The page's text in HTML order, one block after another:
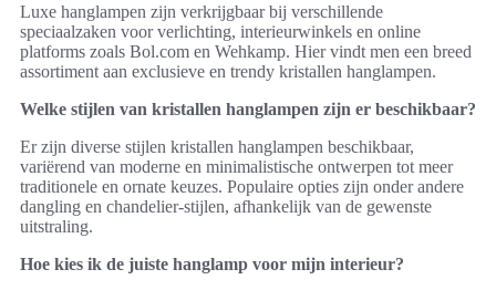
Luxe hanglampen zijn verkrijgbaar bij verschillende
speciaalzaken voor verlichting, interieurwinkels en online
platforms zoals Bol.com en Wehkamp. Hier vindt men een breed
assortiment aan exclusieve en trendy kristallen hanglampen.
Welke stijlen van kristallen hanglampen zijn er beschikbaar?
Er zijn diverse stijlen kristallen hanglampen beschikbaar,
variërend van moderne en minimalistische ontwerpen tot meer
traditionele en ornate keuzes. Populaire opties zijn onder andere
dangling en chandelier-stijlen, afhankelijk van de gewenste
uitstraling.
Hoe kies ik de juiste hanglamp voor mijn interieur?